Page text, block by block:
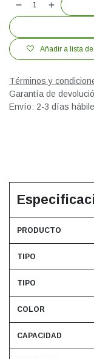
Añadir a lista
Términos y
Garantía de
Envío: 2-3 días
PRODUCTO
TIPO
TIPO
COLOR
CAPACIDAD